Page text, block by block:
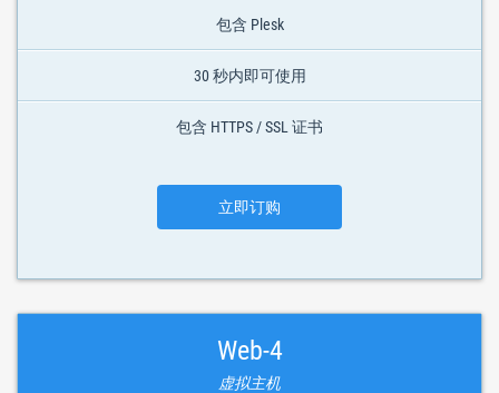
包含 Plesk
30 秒内即可使用
包含 HTTPS / SSL 证书
立即订购
Web-4
虚拟主机